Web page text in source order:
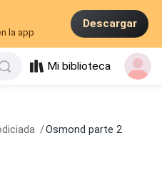
la app
Descargar
Mi biblioteca
/Osmond parte 2